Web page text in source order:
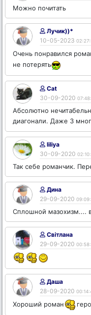
Можно почитать
Лучик))*
10-05-2023
Очень понравился
не потерять
Саt
30-09-2020
Абсолютно
диагонали. Даже 3
liliya
30-09-2020
Так себе романчик.
Дина
29-09-2020
Сплошной мазохизм....
Світлана
29-09-2020
Даша
28-09-2020
Хороший роман